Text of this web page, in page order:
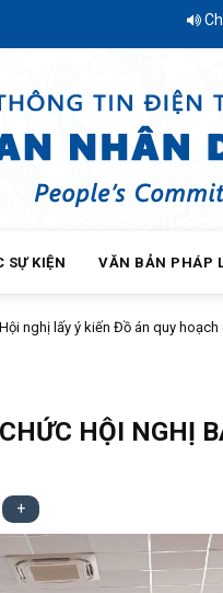
Chào mừng
SỰ KIỆN VĂN BẢN PHÁP
lấy ý kiến Đồ án quy hoạch
HỘI NGHỊ
+